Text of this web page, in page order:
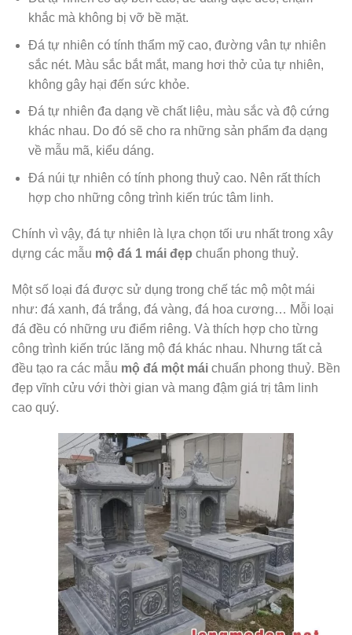
khắc mà không bị vỡ bề mặt.
Đá tự nhiên có tính thẩm mỹ cao, đường vân tự nhiên
sắc nét. Màu sắc bắt mắt, mang hơi thở của tự nhiên,
không gây hại đến sức khỏe.
Đá tự nhiên đa dạng về chất liệu, màu sắc và độ cứng
khác nhau. Do đó sẽ cho ra những sản phẩm đa dạng
về mẫu mã, kiểu dáng.
Đá núi tự nhiên có tính phong thuỷ cao. Nên rất thích
hợp cho những công trình kiến trúc tâm linh.
Chính vì vậy, đá tự nhiên là lựa chọn tối ưu nhất trong xây
dựng các mẫu mộ đá 1 mái đẹp chuẩn phong thuỷ.
Một số loại đá được sử dụng trong chế tác mộ một mái
như: đá xanh, đá trắng, đá vàng, đá hoa cương… Mỗi loại
đá đều có những ưu điểm riêng. Và thích hợp cho từng
công trình kiến trúc lăng mộ đá khác nhau. Nhưng tất cả
đều tạo ra các mẫu mộ đá một mái chuẩn phong thuỷ. Bền
đẹp vĩnh cửu với thời gian và mang đậm giá trị tâm linh
cao quý.